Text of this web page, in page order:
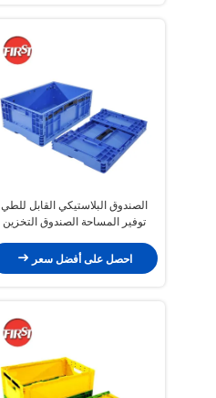
الصندوق البلاستيكي القابل للطي
توفير المساحة الصندوق التخزين
الصندوق القابل للطي
احصل على أفضل سعر